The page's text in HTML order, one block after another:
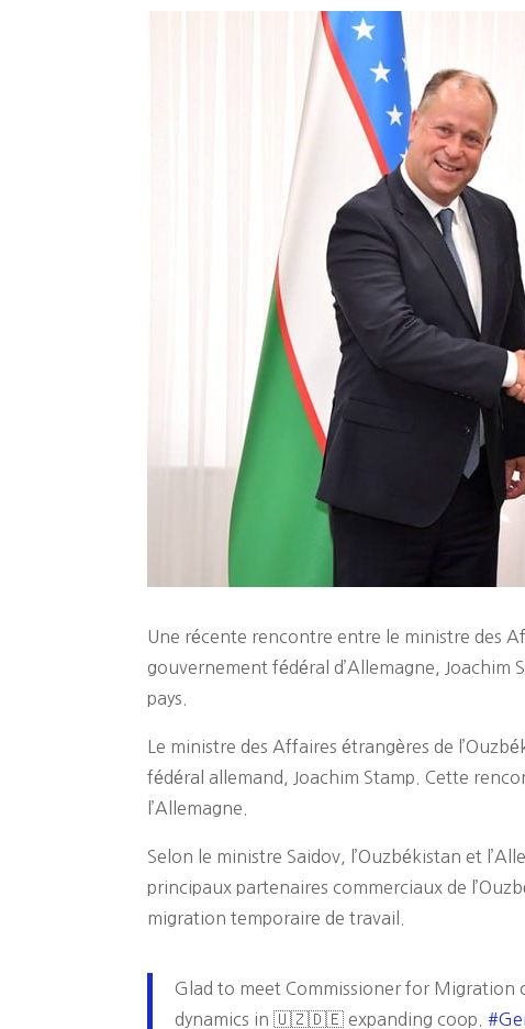
Une récente rencontre entre le ministre des
gouvernement fédéral d’Allemagne, Joachim
pays.
Le ministre des Affaires étrangères de
fédéral allemand, Joachim Stamp. Cette
l’Allemagne.
Selon le ministre Saidov, l’Ouzbékistan et
principaux partenaires commerciaux de
migration temporaire de travail.
Glad to meet Commissioner for
dynamics in 🇺🇿🇩🇪 expanding coop.